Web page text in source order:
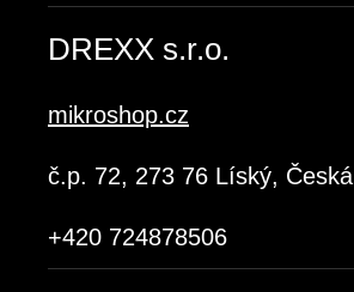
DREXX s.r.o.
mikroshop.cz
č.p. 72, 273 76 Líský,
+420 724878506